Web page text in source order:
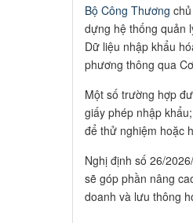
Bộ Công Thương
dựng hệ thống quản
Dữ liệu nhập khẩu
phương thông qua
Một số trường hợp
giấy phép nhập
để thử nghiệm hoặc
Nghị định số 26/
sẽ góp phần nâng
doanh và lưu thông